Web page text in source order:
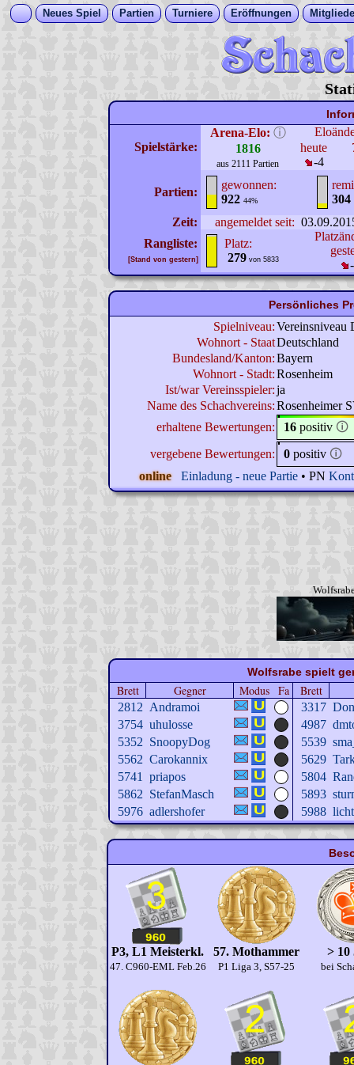
Neues Spiel Partien Turniere Eröffnungen
Spielstärke:
Arena-Elo: ⓘ
1816
aus 2111 Partien
heute
-4
Partien:
gewonnen:
922 44%
304
Zeit:
angemeldet seit:
Rangliste:
[Stand von gestern]
Platz:
279 von 5833
Persönliches
Spielniveau:Vereinsniveau
Wohnort - StaatDeutschland
Bundesland/Kanton:Bayern
Wohnort - Stadt:Rosenheim
Ist/war Vereinsspieler:ja
Name des Schachvereins:Rosenheimer
erhaltene Bewertungen:
16 positiv 🛈
vergebene Bewertungen:
0 positiv 🛈
online
Einladung - neue Partie• PN
Wolfsrabe spielt
Brett Gegner Modus Fa Brett
2812 Andramoi 3317
3754 uhulosse 4987
5352 SnoopyDog 5539
5562 Carokannix 5629
5741
priapos 5804
5862 StefanMasch 5893
5976 adlershofer 5988
P3, L1 Meisterkl.
47. C960-EML Feb.26
57. Mothammer
P1 Liga 3, S57-25
> 10
bei